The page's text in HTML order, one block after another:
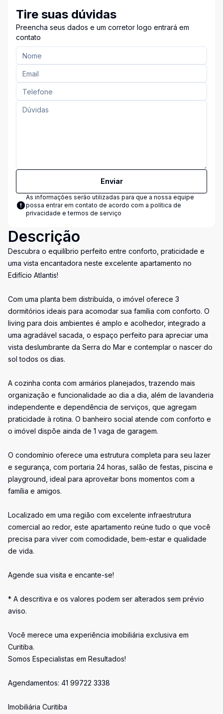
Tire suas dúvidas
Preencha seus dados e um corretor logo entrará em
contato
Enviar
As informações serão utilizadas para que a nossa equipe
possa entrar em contato de acordo com a política de
privacidade e termos de serviço
Descrição
Descubra o equilíbrio perfeito entre conforto, praticidade e
uma vista encantadora neste excelente apartamento no
Edifício Atlantis!
Com uma planta bem distribuída, o imóvel oferece 3
dormitórios ideais para acomodar sua família com conforto. O
living para dois ambientes é amplo e acolhedor, integrado a
uma agradável sacada, o espaço perfeito para apreciar uma
vista deslumbrante da Serra do Mar e contemplar o nascer do
sol todos os dias.
A cozinha conta com armários planejados, trazendo mais
organização e funcionalidade ao dia a dia, além de lavanderia
independente e dependência de serviços, que agregam
praticidade à rotina. O banheiro social atende com conforto e
o imóvel dispõe ainda de 1 vaga de garagem.
O condomínio oferece uma estrutura completa para seu lazer
e segurança, com portaria 24 horas, salão de festas, piscina e
playground, ideal para aproveitar bons momentos com a
família e amigos.
Localizado em uma região com excelente infraestrutura
comercial ao redor, este apartamento reúne tudo o que você
precisa para viver com comodidade, bem-estar e qualidade
de vida.
Agende sua visita e encante-se!
* A descritiva e os valores podem ser alterados sem prévio
aviso.
Você merece uma experiência imobiliária exclusiva em
Curitiba.
Somos Especialistas em Resultados!
Agendamentos: 41 99722 3338
Imobiliária Curitiba